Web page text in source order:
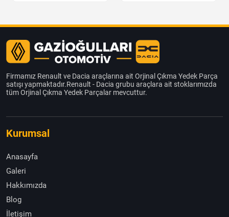
Firmamız Renault ve Dacia araçlarına ait Orjinal Çıkma Yedek Parça
satışı yapmaktadır.Renault - Dacia grubu araçlara ait stoklarımızda
tüm Orjinal Çıkma Yedek Parçalar mevcuttur.
Kurumsal
Anasayfa
Galeri
Hakkımızda
Blog
İletişim